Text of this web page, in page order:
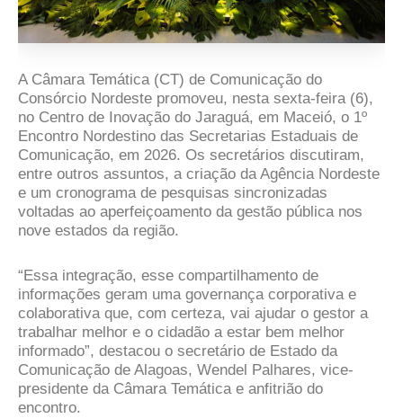
A Câmara Temática (CT) de Comunicação do
Consórcio Nordeste promoveu, nesta sexta-feira (6),
no Centro de Inovação do Jaraguá, em Maceió, o 1º
Encontro Nordestino das Secretarias Estaduais de
Comunicação, em 2026. Os secretários discutiram,
entre outros assuntos, a criação da Agência Nordeste
e um cronograma de pesquisas sincronizadas
voltadas ao aperfeiçoamento da gestão pública nos
nove estados da região.
“Essa integração, esse compartilhamento de
informações geram uma governança corporativa e
colaborativa que, com certeza, vai ajudar o gestor a
trabalhar melhor e o cidadão a estar bem melhor
informado”, destacou o secretário de Estado da
Comunicação de Alagoas, Wendel Palhares, vice-
presidente da Câmara Temática e anfitrião do
encontro.